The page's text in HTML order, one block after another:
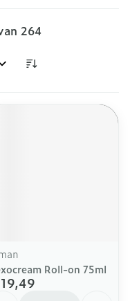
264
Roll-on 75ml